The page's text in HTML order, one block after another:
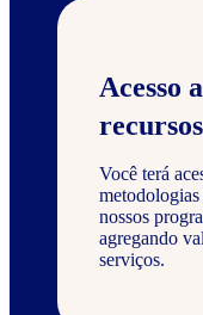
Acesso
Você terá
nossos
agregando
serviços.